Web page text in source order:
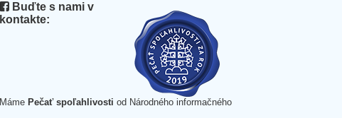
Buďte s nami v
kontakte:
Máme Pečať spoľahlivosti od Národného informačného